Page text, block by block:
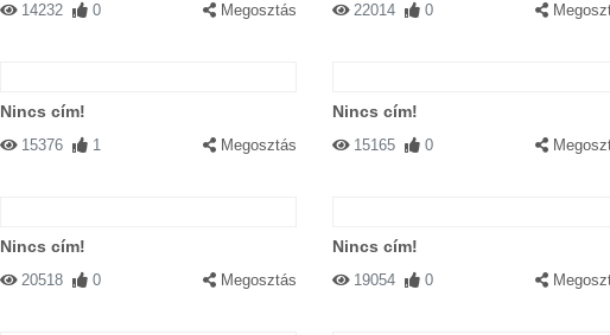
14232 0 Megosztás 22014 0
Nincs cím!
15376 1 Megosztás
Nincs cím!
15165 0
Nincs cím!
20518 0 Megosztás
Nincs cím!
19054 0